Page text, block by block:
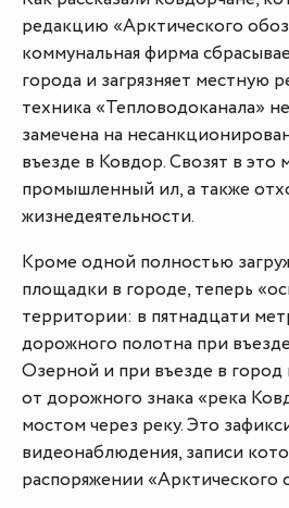
редакцию «Арктического
коммунальная фирма
города и загрязняет местную
техника «Тепловодоканала»
замечена на
въезде в Ковдор. Свозят в это
промышленный ил, а также
жизнедеятельности.
Кроме одной полностью
площадки в городе, теперь
территории: в пятнадцати
дорожного полотна при
Озерной и при въезде в город
от дорожного знака «река
мостом через реку. Это
видеонаблюдения, записи
распоряжении «Арктического